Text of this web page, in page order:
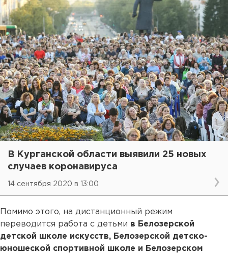
В Курганской области выявили 25 новых
случаев коронавируса
14 сентября 2020 в 13:00
Помимо этого, на дистанционный режим
переводится работа с детьми в Белозерской
детской школе искусств, Белозерской детско-
юношеской спортивной школе и Белозерском